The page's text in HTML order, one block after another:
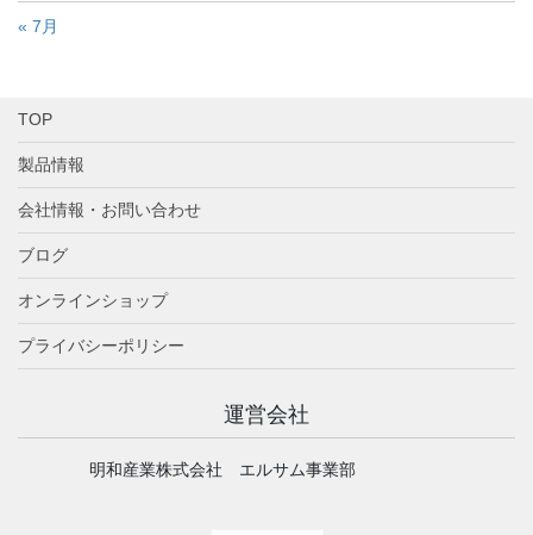
« 7月
TOP
製品情報
会社情報・お問い合わせ
ブログ
オンラインショップ
プライバシーポリシー
運営会社
明和産業株式会社 エルサム事業部